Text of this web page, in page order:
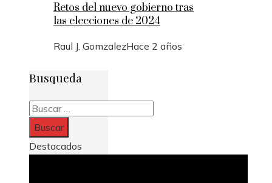
Retos del nuevo gobierno tras
las elecciones de 2024
Raul J. GomzalezHace 2 años
Busqueda
Buscar:
Destacados